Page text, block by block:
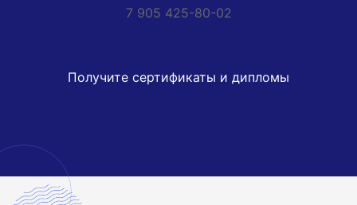
7 905 425-80-02
Получите сертификаты и дипломы